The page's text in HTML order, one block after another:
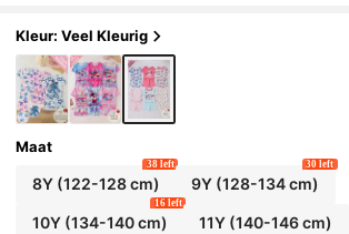
ende loungewear, een geweldig cadeau voor
meisjes
Kleur: Veel Kleurig
Maat
8Y(122-128 cm)
38 left
9Y (128-134 cm)
30 left
10Y(134-140 cm)
16 left
11Y (140-146 cm)